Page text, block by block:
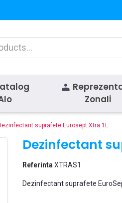
Zonali
suprafete Eurosept Xtra 1L
Dezinfectant
Referinta XTRAS1
Dezinfectant suprafete